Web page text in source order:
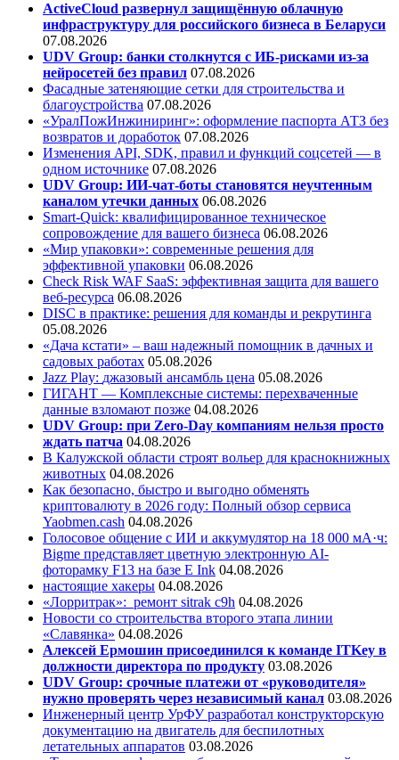
ActiveCloud развернул защищённую облачную
инфраструктуру для российского бизнеса в Беларуси
07.08.2026
UDV Group: банки столкнутся с ИБ-рисками из-за
нейросетей без правил 07.08.2026
Фасадные затеняющие сетки для строительства и
благоустройства 07.08.2026
«УралПожИнжиниринг»: оформление паспорта АТЗ без
возвратов и доработок 07.08.2026
Изменения API, SDK, правил и функций соцсетей — в
одном источнике 07.08.2026
UDV Group: ИИ-чат-боты становятся неучтенным
каналом утечки данных 06.08.2026
Smart-Quick: квалифицированное техническое
сопровождение для вашего бизнеса 06.08.2026
«Мир упаковки»: современные решения для
эффективной упаковки 06.08.2026
Check Risk WAF SaaS: эффективная защита для вашего
веб-ресурса 06.08.2026
DISC в практике: решения для команды и рекрутинга
05.08.2026
«Дача кстати» – ваш надежный помощник в дачных и
садовых работах 05.08.2026
Jazz Play: джазовый ансамбль цена 05.08.2026
ГИГАНТ — Комплексные системы: перехваченные
данные взломают позже 04.08.2026
UDV Group: при Zero-Day компаниям нельзя просто
ждать патча 04.08.2026
В Калужской области строят вольер для краснокнижных
животных 04.08.2026
Как безопасно, быстро и выгодно обменять
криптовалюту в 2026 году: Полный обзор сервиса
Yaobmen.cash 04.08.2026
Голосовое общение с ИИ и аккумулятор на 18 000 мА·ч:
Bigme представляет цветную электронную AI-
фоторамку F13 на базе E Ink 04.08.2026
настоящие хакеры 04.08.2026
«Лорритрак»: ремонт sitrak c9h 04.08.2026
Новости со строительства второго этапа линии
«Славянка» 04.08.2026
Алексей Ермошин присоединился к команде ITKey в
должности директора по продукту 03.08.2026
UDV Group: срочные платежи от «руководителя»
нужно проверять через независимый канал 03.08.2026
Инженерный центр УрФУ разработал конструкторскую
документацию на двигатель для беспилотных
летательных аппаратов 03.08.2026